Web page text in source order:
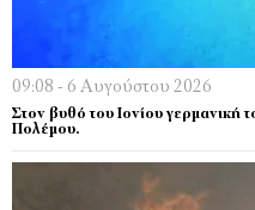
09:08 - 6 Αυγούστου 2026
Στον βυθό του Ιονίου γερμανική
Πολέμου.